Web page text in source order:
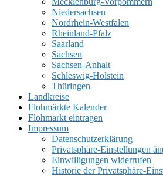
Niedersachsen
Nordrhein-Westfalen
Rheinland-Pfalz
Saarland
Sachsen
Sachsen-Anhalt
Schleswig-Holstein
Thüringen
Landkreise
Flohmärkte Kalender
Flohmarkt eintragen
Impressum
Datenschutzerklärung
Privatsphäre-Einstellungen
Einwilligungen widerrufen
Historie der Privatsphäre-